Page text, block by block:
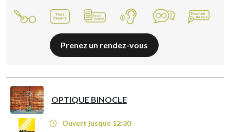
Prenez un rendez-vous
OPTIQUE BINOCLE
Ouvert jusque 12:30